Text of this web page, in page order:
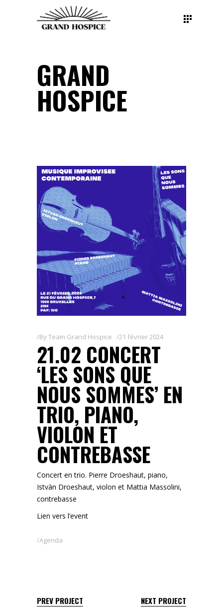
GRAND
HOSPICE
ByTeam Grand Hospice 21 février 2024
21.02 CONCERT
‘LES SONS QUE
NOUS SOMMES’ EN
TRIO, PIANO,
VIOLON ET
CONTREBASSE
Concert en trio. Pierre Droeshaut, piano,
Istvàn Droeshaut, violon et Mattia Massolini,
contrebasse
Lien vers l’event
Agenda
PREV PROJECT NEXT PROJECT